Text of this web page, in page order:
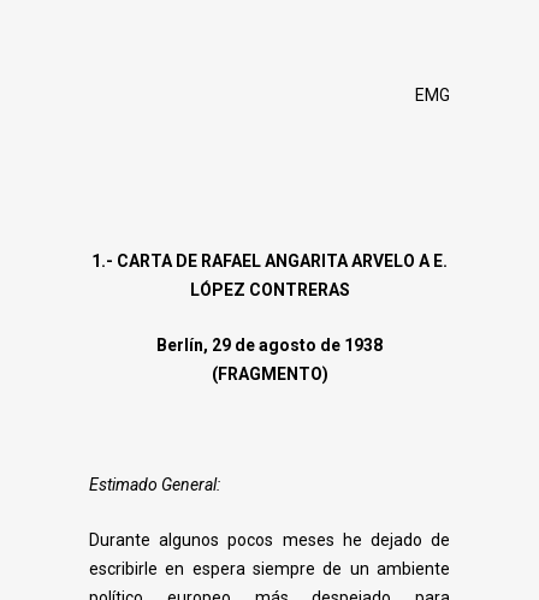
EMG
1.- CARTA DE RAFAEL ANGARITA ARVELO A E.
LÓPEZ CONTRERAS
Berlín, 29 de agosto de 1938
(FRAGMENTO)
Estimado General:
Durante algunos pocos meses he dejado de
escribirle en espera siempre de un ambiente